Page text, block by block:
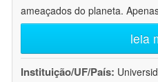
ameaçados do planeta.
leia
Instituição/UF/País: